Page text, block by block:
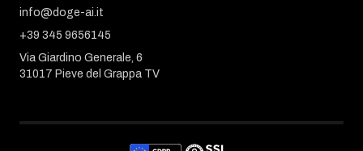
info@doge-ai.it
+39 345 9656145
Via Giardino Generale, 6
31017 Pieve del Grappa TV